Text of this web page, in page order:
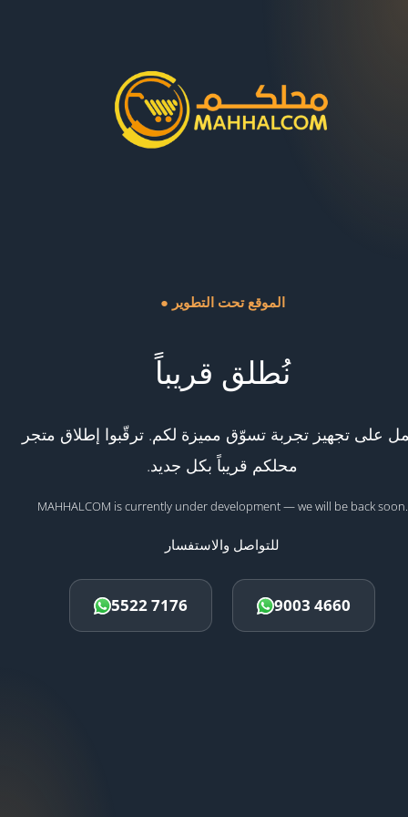
● الموقع تحت التطوير
نُطلق قريباً
على تجهيز تجربة تسوّق مميزة لكم. ترقّبوا إطلاق متجر
محلكم قريباً بكل جديد.
MAHHALCOM is currently under development — we will be back soon.
للتواصل والاستفسار
5522 7176 9003 4660